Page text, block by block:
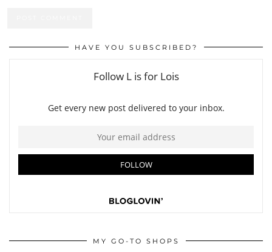
HAVE YOU SUBSCRIBED?
MY GO-TO SHOPS